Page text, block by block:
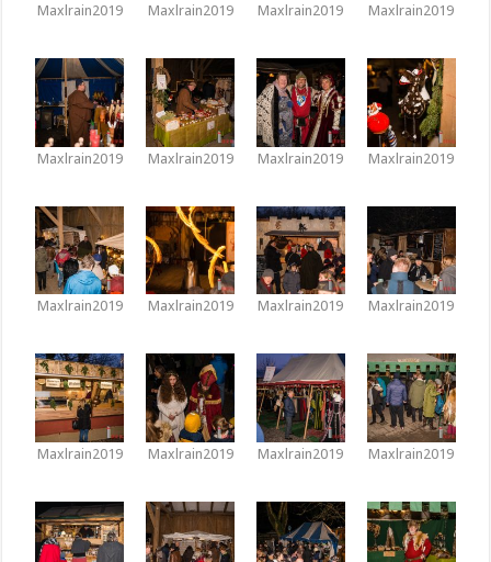
Maxlrain2019 Maxlrain2019 Maxlrain2019 Maxlrain2019
Maxlrain2019 Maxlrain2019 Maxlrain2019 Maxlrain2019
Maxlrain2019 Maxlrain2019 Maxlrain2019 Maxlrain2019
Maxlrain2019 Maxlrain2019 Maxlrain2019 Maxlrain2019